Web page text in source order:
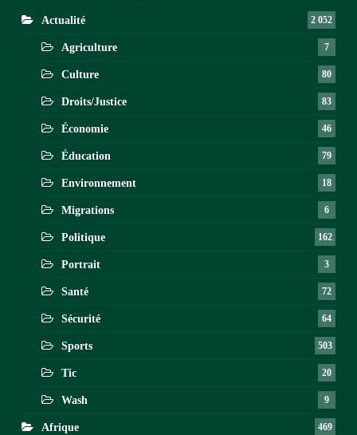
Actualité 2 052
Agriculture 7
Culture 80
Droits/Justice 83
Économie 46
Éducation 79
Environnement 18
Migrations 6
Politique 162
Portrait 3
Santé 72
Sécurité 64
Sports 503
Tic 20
Wash 9
Afrique 469